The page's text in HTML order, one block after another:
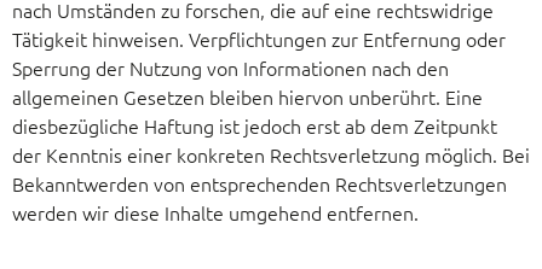
nach Umständen zu forschen, die auf eine rechtswidrige
Tätigkeit hinweisen. Verpflichtungen zur Entfernung oder
Sperrung der Nutzung von Informationen nach den
allgemeinen Gesetzen bleiben hiervon unberührt. Eine
diesbezügliche Haftung ist jedoch erst ab dem Zeitpunkt
der Kenntnis einer konkreten Rechtsverletzung möglich. Bei
Bekanntwerden von entsprechenden Rechtsverletzungen
werden wir diese Inhalte umgehend entfernen.